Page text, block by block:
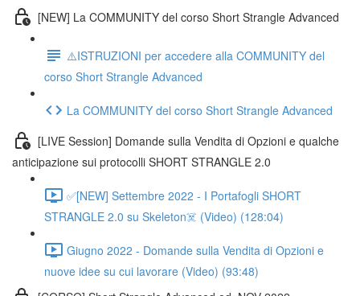
[NEW] La COMMUNITY del corso Short Strangle Advanced
⚠️ISTRUZIONI per accedere alla COMMUNITY del
corso Short Strangle Advanced
La COMMUNITY del corso Short Strangle Advanced
[LIVE Session] Domande sulla Vendita di Opzioni e qualche
anticipazione sui protocolli SHORT STRANGLE 2.0
✅[NEW] Settembre 2022 - I Portafogli SHORT
STRANGLE 2.0 su Skeleton☠️ (Video) (128:04)
Giugno 2022 - Domande sulla Vendita di Opzioni e
nuove idee su cui lavorare (Video) (93:48)